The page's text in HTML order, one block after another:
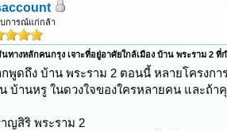
การณ์แก่กล้า
นทางหลักคนกรุง เจาะที่อยู่อาศัยใกล้เมือง บ้าน พระราม 2 ที่
พูดถึง บ้าน พระราม 2 ตอนนี้ หลายโครงก
บ้านหรู ในดวงใจของใครหลายคน และถ้
ญสิริ พระราม 2